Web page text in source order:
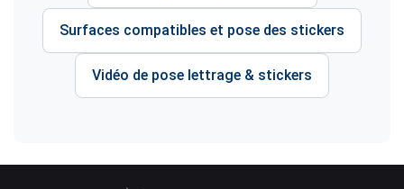
Surfaces compatibles et pose des stickers
Vidéo de pose lettrage & stickers